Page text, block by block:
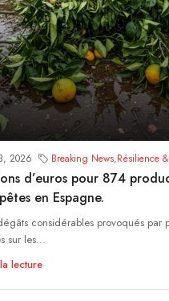
2026 Breaking News,Résilience
d’euros pour 874
en Espagne.
considérables provoqués par
sur les...
lecture